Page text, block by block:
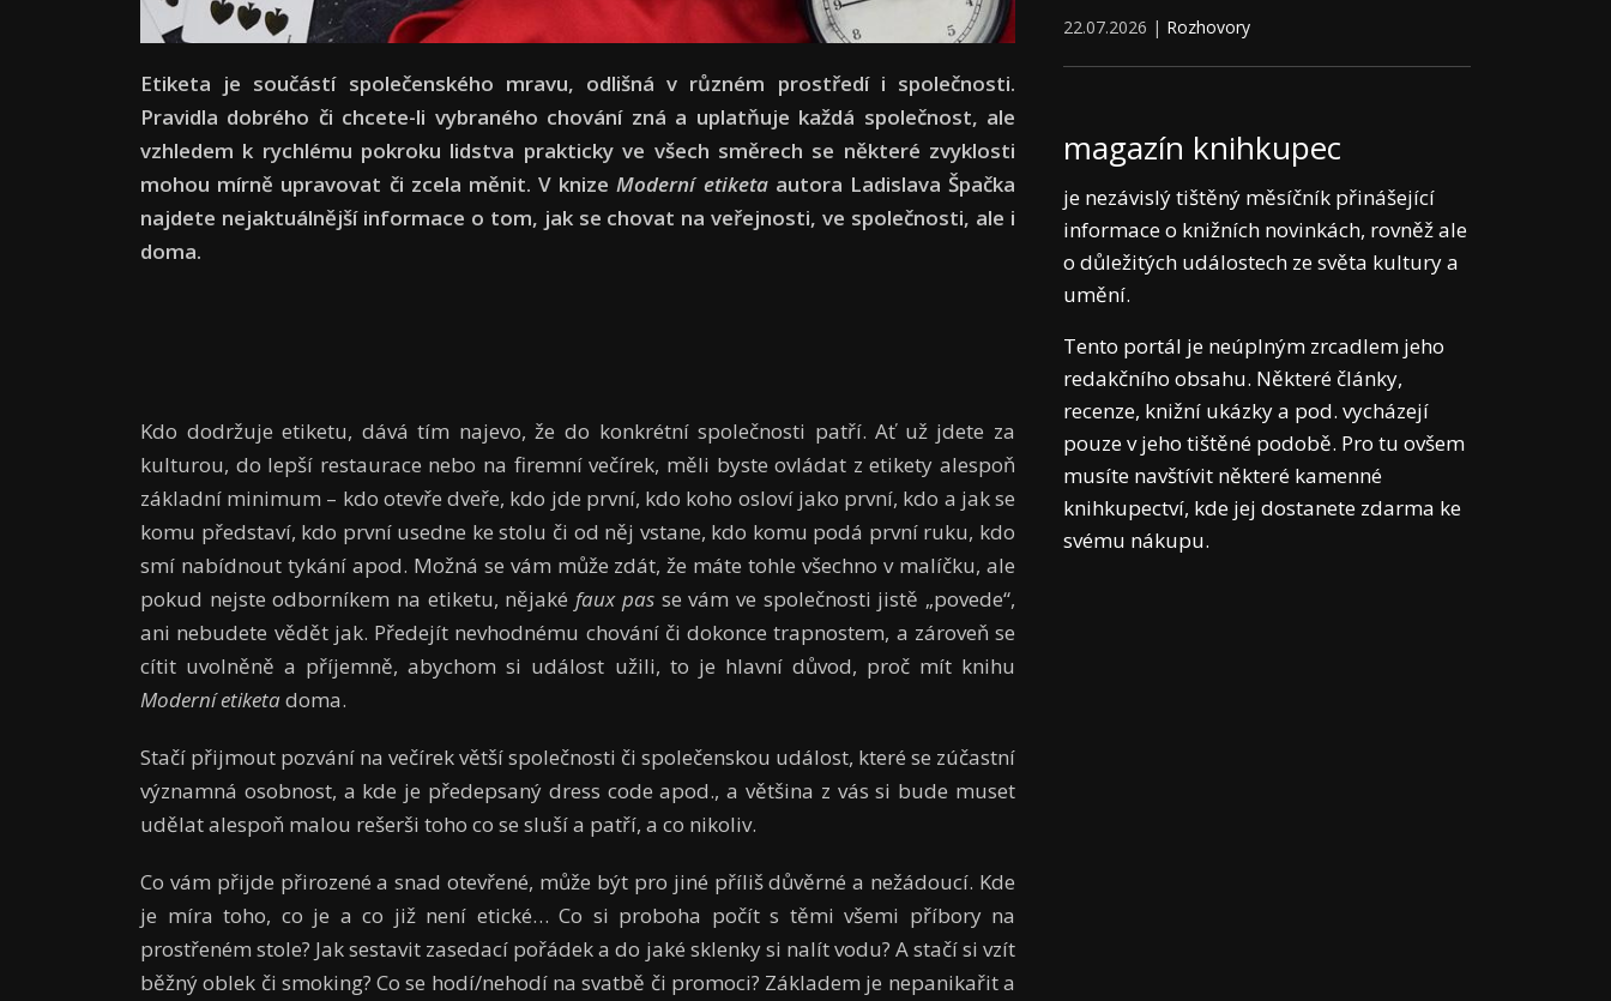
Etiketa je součástí společenského mravu, odlišná v různém prostředí i společnosti.
Pravidla dobrého či chcete-li vybraného chování zná a uplatňuje každá společnost, ale
vzhledem k rychlému pokroku lidstva prakticky ve všech směrech se některé zvyklosti
mohou mírně upravovat či zcela měnit. V knizeModerní etiketaautora Ladislava Špačka
najdete nejaktuálnější informace o tom, jak se chovat na veřejnosti, ve společnosti, ale i
doma.
Kdo dodržuje etiketu, dává tím najevo, že do konkrétní společnosti patří. Ať už jdete za
kulturou, do lepší restaurace nebo na firemní večírek, měli byste ovládat z etikety alespoň
základní minimum – kdo otevře dveře, kdo jde první, kdo koho osloví jako první, kdo a jak se
komu představí, kdo první usedne ke stolu či od něj vstane, kdo komu podá první ruku, kdo
smí nabídnout tykání apod. Možná se vám může zdát, že máte tohle všechno v malíčku, ale
pokud nejste odborníkem na etiketu, nějakéfaux passe vám ve společnosti jistě „povede“,
ani nebudete vědět jak. Předejít nevhodnému chování či dokonce trapnostem, a zároveň se
cítit uvolněně a příjemně, abychom si událost užili, to je hlavní důvod, proč mít knihu
Moderní etiketadoma.
Stačí přijmout pozvání na večírek větší společnosti či společenskou událost, které se zúčastní
významná osobnost, a kde je předepsaný dress code apod., a většina z vás si bude muset
udělat alespoň malou rešerši toho co se sluší a patří, a co nikoliv.
Co vám přijde přirozené a snad otevřené, může být pro jiné příliš důvěrné a nežádoucí. Kde
je míra toho, co je a co již není etické… Co si proboha počít s těmi všemi příbory na
prostřeném stole? Jak sestavit zasedací pořádek a do jaké sklenky si nalít vodu? A stačí si vzít
běžný oblek či smoking? Co se hodí/nehodí na svatbě či promoci? Základem je nepanikařit a
22.07.2026 | Rozhovory
magazín knihkupec
je nezávislý tištěný měsíčník přinášející
informace o knižních novinkách, rovněž ale
o důležitých událostech ze světa kultury a
umění.
Tento portál je neúplným zrcadlem jeho
redakčního obsahu. Některé články,
recenze, knižní ukázky a pod. vycházejí
pouze v jeho tištěné podobě. Pro tu ovšem
musíte navštívit některé kamenné
knihkupectví, kde jej dostanete zdarma ke
svému nákupu.